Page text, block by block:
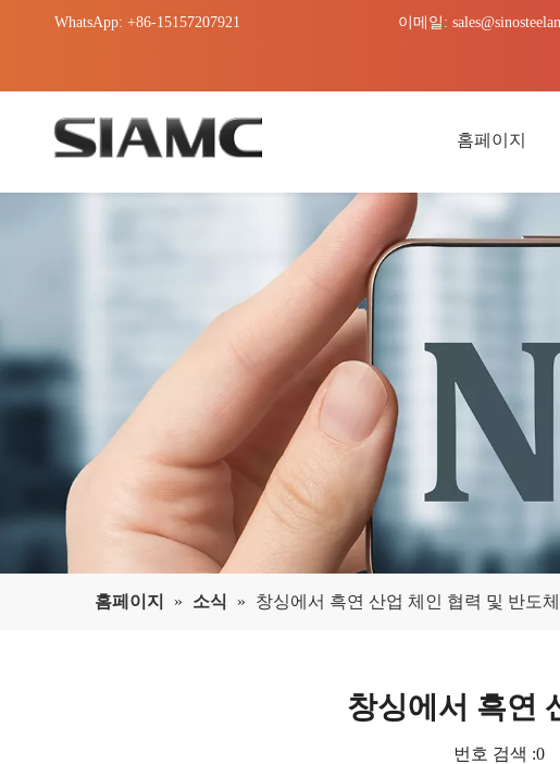
WhatsApp: +86-15157207921 이메일:
홈페이지
홈페이지 » 소식 » 창싱에서 흑연 산업 체인 협력 및 반도
창싱에서 흑연
번호 검색 :0